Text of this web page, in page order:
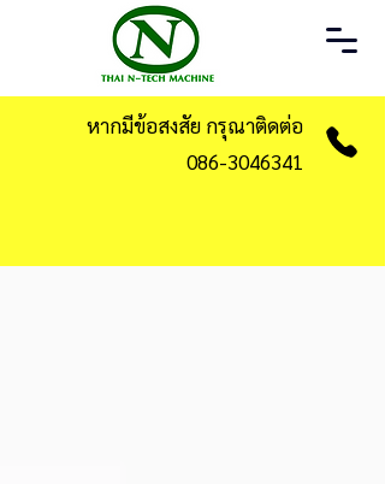
หากมีข้อสงสัย กรุณาติดต่อ
086-3046341